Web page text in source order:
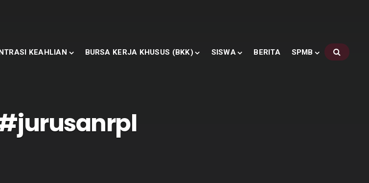
KEAHLIAN BURSA KERJA KHUSUS (BKK) SISWA BERITA SPMB